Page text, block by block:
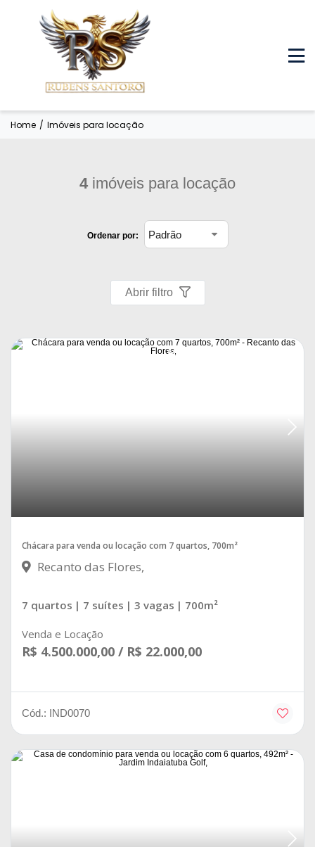
Home / Imóveis para locação
4 imóveis para locação
Ordenar por:
Abrir filtro
RECANTO DAS FLORES
Chácara para venda ou locação com 7 quartos, 700m²
Recanto das Flores,
7 quartos | 7 suítes | 3 vagas | 700m²
Venda e Locação
R$ 4.500.000,00 / R$ 22.000,00
Cód.: IND0070